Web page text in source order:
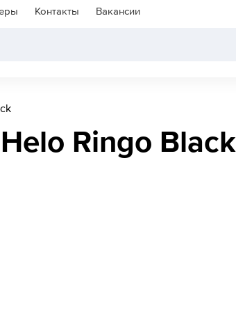
Контакты Вакансии
Ringo Black